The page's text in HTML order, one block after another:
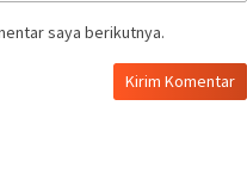
saya berikutnya.